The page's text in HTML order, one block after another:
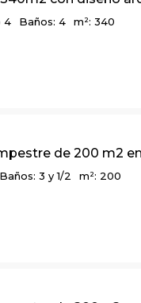
4 Baños: 4
m²: 340
Baños: 3 y 1/2
m²: 200